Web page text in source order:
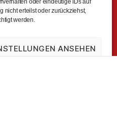
oder eindeutige IDs auf
nicht erteilst oder zurückziehst,
werden.
ANSEHEN